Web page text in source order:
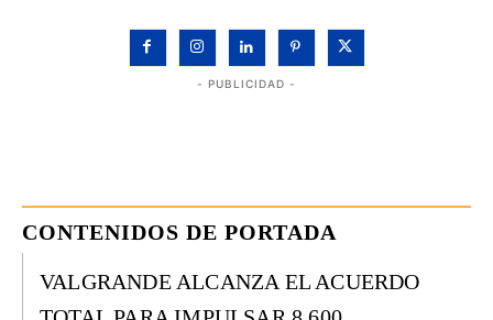
- PUBLICIDAD -
CONTENIDOS DE PORTADA
VALGRANDE ALCANZA EL ACUERDO